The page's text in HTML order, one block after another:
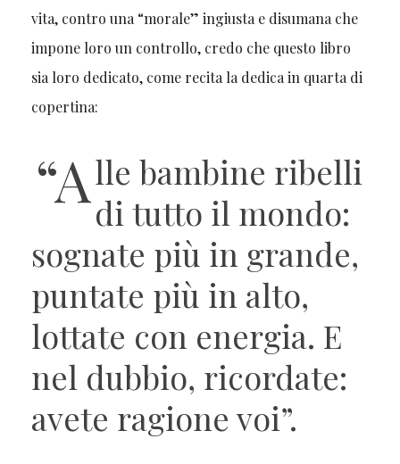
vita, contro una “morale” ingiusta e disumana che
impone loro un controllo, credo che questo libro
sia loro dedicato, come recita la dedica in quarta di
copertina:
“Alle bambine ribelli
di tutto il mondo:
sognate più in grande,
puntate più in alto,
lottate con energia. E
nel dubbio, ricordate:
avete ragione voi”.